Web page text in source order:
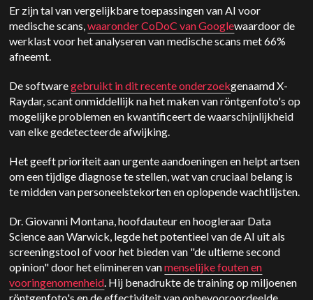
Er zijn tal van vergelijkbare toepassingen van AI voor
medische scans,waaronder CoDoC van Googlewaardoor de
werklast voor het analyseren van medische scans met 66%
afneemt.
De softwaregebruikt in dit recente onderzoekgenaamd X-
Raydar, scant onmiddellijk na het maken van röntgenfoto's op
mogelijke problemen en kwantificeert de waarschijnlijkheid
van elke gedetecteerde afwijking.
Het geeft prioriteit aan urgente aandoeningen en helpt artsen
om een tijdige diagnose te stellen, wat van cruciaal belang is
te midden van personeelstekorten en oplopende wachtlijsten.
Dr. Giovanni Montana, hoofdauteur en hoogleraar Data
Science aan Warwick, legde het potentieel van de AI uit als
screeningstool of voor het bieden van "de ultieme second
opinion" door het elimineren vanmenselijke fouten en
vooringenomenheid. Hij benadrukte de training op miljoenen